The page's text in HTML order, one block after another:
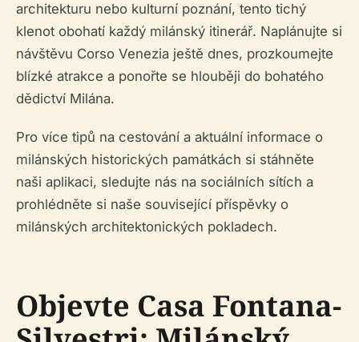
architekturu nebo kulturní poznání, tento tichý
klenot obohatí každý milánský itinerář. Naplánujte si
návštěvu Corso Venezia ještě dnes, prozkoumejte
blízké atrakce a ponořte se hlouběji do bohatého
dědictví Milána.
Pro více tipů na cestování a aktuální informace o
milánských historických památkách si stáhněte
naši aplikaci, sledujte nás na sociálních sítích a
prohlédněte si naše související příspěvky o
milánských architektonických pokladech.
Objevte Casa Fontana-